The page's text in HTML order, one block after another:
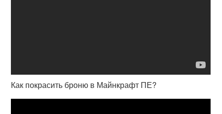
Как покрасить броню в Майнкрафт ПЕ?